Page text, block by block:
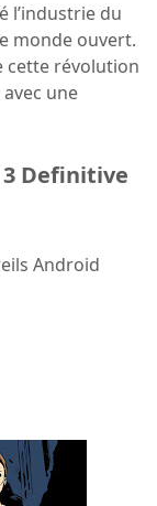
l’industrie du
monde ouvert.
cette révolution
une
3 Definitive
Android